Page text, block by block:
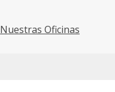
Nuestras Oficinas